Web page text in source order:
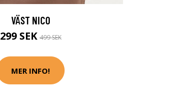
VÄST NICO
299 SEK499 SEK
MER INFO!